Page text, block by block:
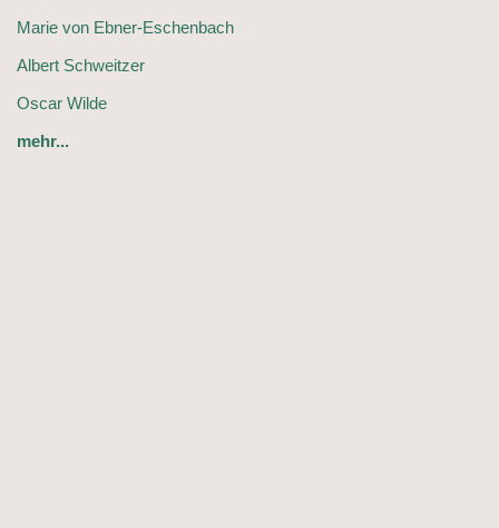
Marie von Ebner-Eschenbach
Albert Schweitzer
Oscar Wilde
mehr...